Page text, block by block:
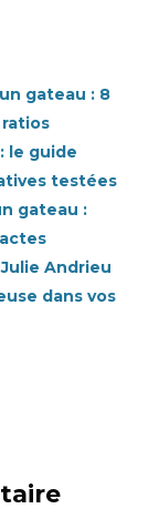
gateau : 8
le guide
testées
gateau :
Andrieu
dans vos